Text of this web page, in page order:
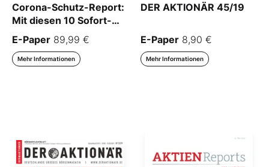
Corona-Schutz-Report:
Mit diesen 10 Sofort-
Maßnahmen schützen
Sie sich und Ihr
Vermögen
E-Paper 89,99 €
Mehr Informationen
DER AKTIONÄR 45/19
E-Paper 8,90 €
Mehr Informationen